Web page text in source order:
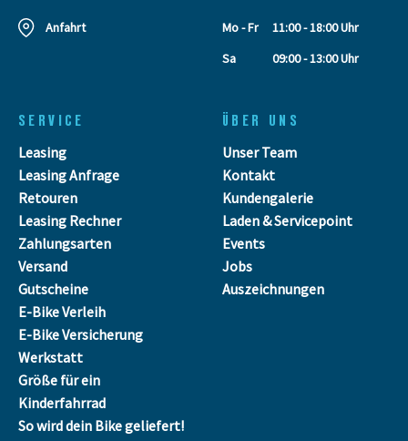
Anfahrt Mo - Fr
11:00 - 18:00 Uhr
Sa
09:00 - 13:00 Uhr
SERVICE
Leasing
Leasing Anfrage
Retouren
Leasing Rechner
Zahlungsarten
Versand
Gutscheine
E-Bike Verleih
E-Bike Versicherung
Werkstatt
Größe für ein
Kinderfahrrad
So wird dein Bike geliefert!
ÜBER UNS
Unser Team
Kontakt
Kundengalerie
Laden & Servicepoint
Events
Jobs
Auszeichnungen